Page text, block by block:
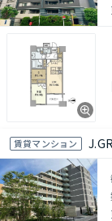
賃貸マンション